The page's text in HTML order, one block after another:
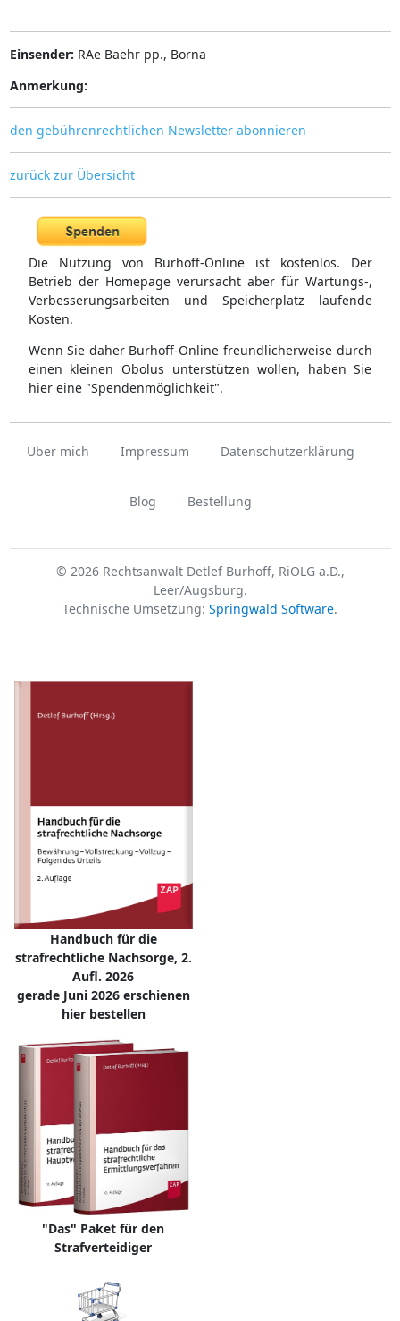
Einsender: RAe Baehr pp., Borna
Anmerkung:
den gebührenrechtlichen Newsletter abonnieren
zurück zur Übersicht
Die Nutzung von Burhoff-Online ist kostenlos. Der
Betrieb der Homepage verursacht aber für Wartungs-,
Verbesserungsarbeiten und Speicherplatz laufende
Kosten.
Wenn Sie daher Burhoff-Online freundlicherweise durch
einen kleinen Obolus unterstützen wollen, haben Sie
hier eine "Spendenmöglichkeit".
Über mich Impressum Datenschutzerklärung
Blog Bestellung
© 2026 Rechtsanwalt Detlef Burhoff, RiOLG a.D.,
Leer/Augsburg.
Technische Umsetzung: Springwald Software.
Handbuch für die
strafrechtliche Nachsorge, 2.
Aufl. 2026
gerade Juni 2026 erschienen
hier bestellen
"Das" Paket für den
Strafverteidiger